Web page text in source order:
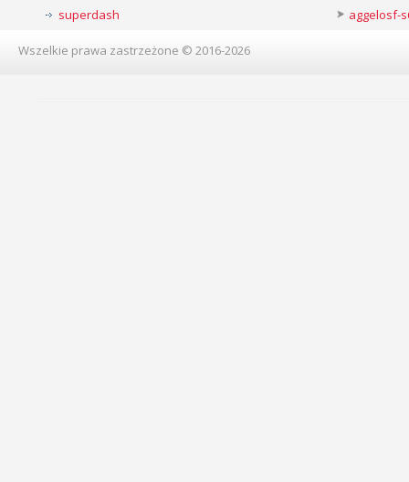
superdash
aggelosf-
Wszelkie prawa zastrzeżone © 2016-2026